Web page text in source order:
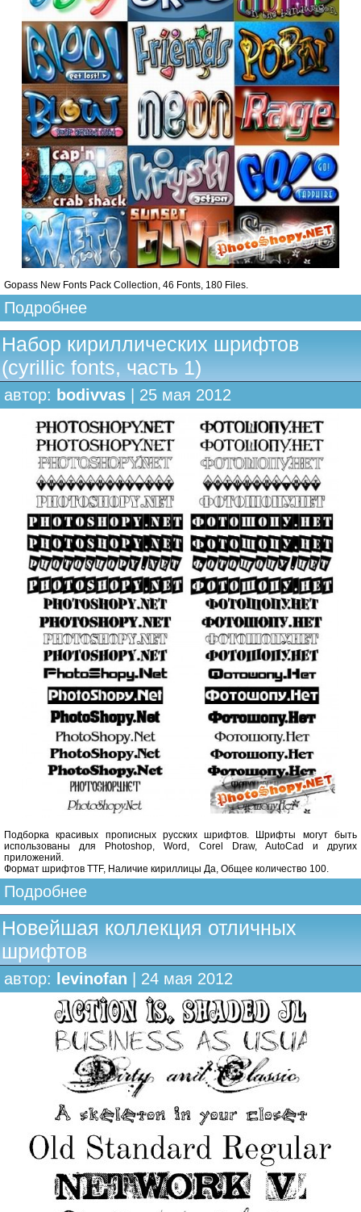
Gopass New Fonts Pack Collection, 46 Fonts, 180 Files.
Подробнее
Набор кириллических шрифтов
(cyrillic fonts, часть 1)
автор: bodivvas | 25 мая 2012
Подборка красивых прописных русских шрифтов. Шрифты могут быть
использованы для Photoshop, Word, Corel Draw, AutoCad и других
приложений.
Формат шрифтов TTF, Наличие кириллицы Да, Общее количество 100.
Подробнее
Новейшая коллекция отличных
шрифтов
автор: levinofan | 24 мая 2012